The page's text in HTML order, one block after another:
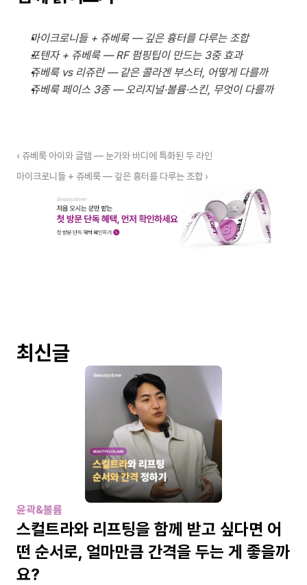
마이크로니들 + 쥬베룩 — 깊은 흉터를 다루는 조합
포텐자 + 쥬베룩 — RF 펌핑팁이 만드는 3중 효과
쥬베룩 vs 리쥬란 — 같은 콜라겐 부스터, 어떻게 다를까
쥬베룩 페이스 3종 — 오리지널·볼륨·스킨, 무엇이 다를까
‹ 쥬베룩 아이와 글램 — 눈가와 바디에 특화된 두 라인
마이크로니들 + 쥬베룩 — 깊은 흉터를 다루는 조합 ›
최신글
윤곽&볼륨
스컬트라와 리프팅을 함께 받고 싶다면 어
떤 순서로, 얼마만큼 간격을 두는 게 좋을까
요?